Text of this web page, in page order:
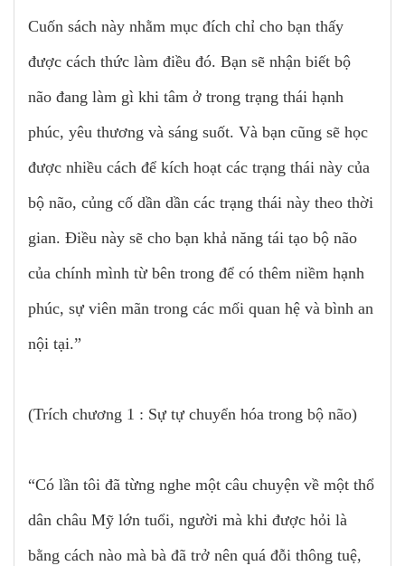
Cuốn sách này nhằm mục đích chỉ cho bạn thấy
được cách thức làm điều đó. Bạn sẽ nhận biết bộ
não đang làm gì khi tâm ở trong trạng thái hạnh
phúc, yêu thương và sáng suốt. Và bạn cũng sẽ học
được nhiều cách để kích hoạt các trạng thái này của
bộ não, củng cố dần dần các trạng thái này theo thời
gian. Điều này sẽ cho bạn khả năng tái tạo bộ não
của chính mình từ bên trong để có thêm niềm hạnh
phúc, sự viên mãn trong các mối quan hệ và bình an
nội tại.”
(Trích chương 1 : Sự tự chuyển hóa trong bộ não)
“Có lần tôi đã từng nghe một câu chuyện về một thổ
dân châu Mỹ lớn tuổi, người mà khi được hỏi là
bằng cách nào mà bà đã trở nên quá đỗi thông tuệ,